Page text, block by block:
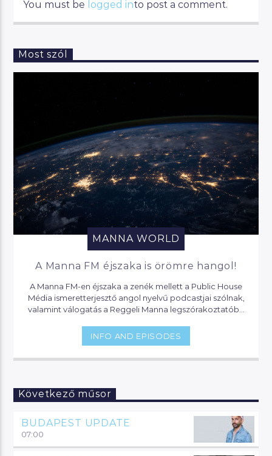
You must be logged into post a comment.
Most szól
MANNA WORLD
A Manna FM éjszaka is örömre hangol!
A Manna FM-en éjszaka a zenék mellett a Public House
Média ismeretterjesztő angol nyelvű podcastjai szólnak,
valamint válogatás a Reggeli Manna legszórakoztatóbb
INFO AND EPISODES
Következő műsor
BUDAPEST UPDATE
07:00